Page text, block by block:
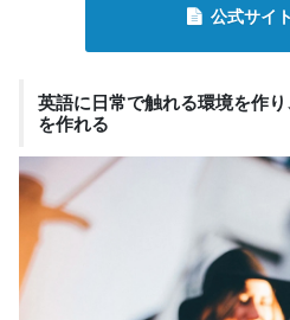
公式サイ
英語に日常で触れる環境を作
を作れる